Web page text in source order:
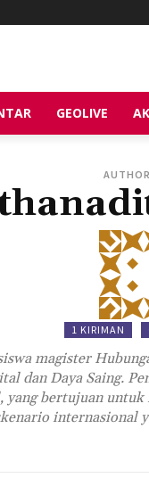
GEOLIVE
1 KIRIMAN
magister
dan Daya Saing.
yang bertujuan
internasional